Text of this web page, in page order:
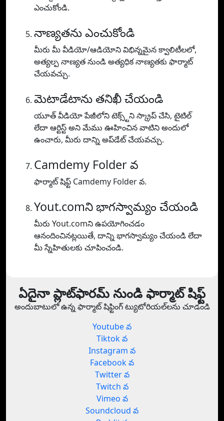
ఎంచుకోండి.
నాణ్యతను ఎంచుకోండి
మీరు మీ వీడియో/ఆడియోని విభిన్నమైన క్వాలిటీలలో,
అత్యల్ప నాణ్యత నుండి అత్యధిక నాణ్యతకు ఫార్మాట్
చేయవచ్చు.
మెటాడేటాను తనిఖీ చేయండి
యూత్ వీడియో పేజీలోని టెక్స్ట్‌ని స్క్రాప్ చేసి, టైటిల్
లేదా ఆర్టిస్ట్ అని మేము ఊహించిన వాటిని అందులో
ఉంచారు, మీరు దాన్ని అప్‌డేట్ చేయవచ్చు.
Camdemy Folder వ
ఫార్మాట్ షిఫ్ట్ Camdemy Folder వ.
Yout.comని భాగస్వామ్యం చేయండి
మీరు Yout.comని ఉపయోగించడం
ఆనందించినట్లయితే, దాన్ని భాగస్వామ్యం చేయండి లేదా
మీ స్నేహితులకు చూపించండి.
ఏదైనా ప్లాట్‌ఫారమ్ నుండి ఫార్మాట్ షిఫ్ట్
అందుబాటులో ఉన్న ఫార్మాట్ షిఫ్టింగ్ ట్యుటోరియల్‌లను చూడండి
Youtube వ
Tiktok వ
Instagram వ
Facebook వ
Twitter వ
Twitch వ
Vimeo వ
Soundcloud వ